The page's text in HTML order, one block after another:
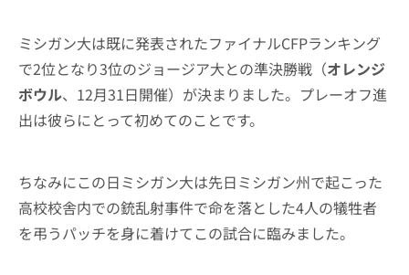
ミシガン大は既に発表されたファイナルCFPランキング
で2位となり3位のジョージア大との準決勝戦（オレンジ
ボウル、12月31日開催）が決まりました。プレーオフ進
出は彼らにとって初めてのことです。
ちなみにこの日ミシガン大は先日ミシガン州で起こった
高校校舎内での銃乱射事件で命を落とした4人の犠牲者
を弔うパッチを身に着けてこの試合に臨みました。